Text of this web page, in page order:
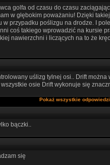
golfa od czasu do czasu
w głębokim poważaniu! Dzięki
w przypadku poślizgu na drodze. I
coś takiego wprowadzić na kursie
nawierzchni i liczących na to że
uślizg tylnej osi.. Drift
osie Drift wykonuje się
Pokaż wszystkie
bączki..
się